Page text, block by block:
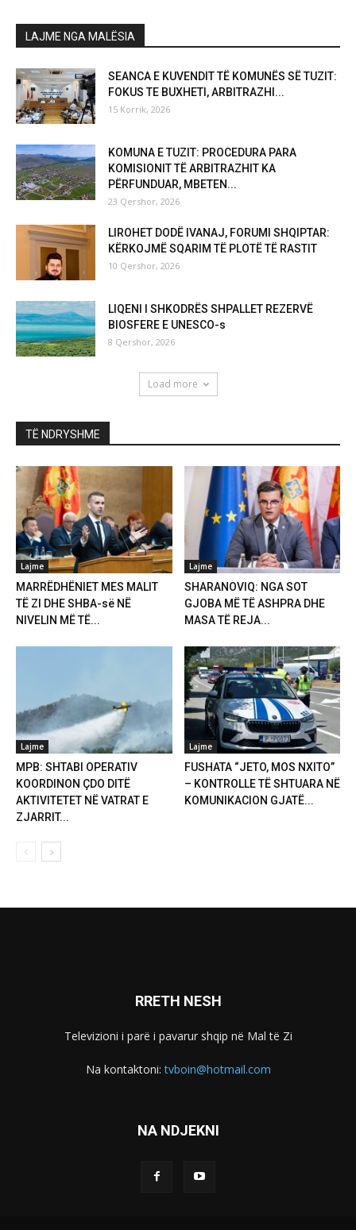
LAJME NGA MALËSIA
SEANCA E KUVENDIT TË KOMUNËS SË TUZIT:
FOKUS TE BUXHETI, ARBITRAZHI...
15 Korrik, 2026
KOMUNA E TUZIT: PROCEDURA PARA
KOMISIONIT TË ARBITRAZHIT KA
PËRFUNDUAR, MBETEN...
23 Qershor, 2026
LIROHET DODË IVANAJ, FORUMI SHQIPTAR:
KËRKOJMË SQARIM TË PLOTË TË RASTIT
10 Qershor, 2026
LIQENI I SHKODRËS SHPALLET REZERVË
BIOSFERE E UNESCO-s
8 Qershor, 2026
Load more
TË NDRYSHME
Lajme
MARRËDHËNIET MES MALIT
TË ZI DHE SHBA-së NË
NIVELIN MË TË...
Lajme
SHARANOVIQ: NGA SOT
GJOBA MË TË ASHPRA DHE
MASA TË REJA...
Lajme
MPB: SHTABI OPERATIV
KOORDINON ÇDO DITË
AKTIVITETET NË VATRAT E
ZJARRIT...
Lajme
FUSHATA “JETO, MOS NXITO”
– KONTROLLE TË SHTUARA NË
KOMUNIKACION GJATË...
RRETH NESH
Televizioni i parë i pavarur shqip në Mal të Zi
Na kontaktoni:tvboin@hotmail.com
NA NDJEKNI